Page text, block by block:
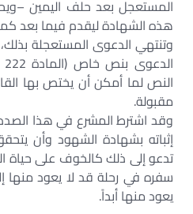
المستعجل بعد حلف اليمين
هذه الشهادة ليقدم فيما بعد
وتنتهي الدعوى المستعجلة
النص لما أمكن أن يختص بها
مقبولة.
وقد اشترط المشرع في هذا
إثباته بشهادة الشهود وأن
تدعو إلى ذلك كالخوف على حياة
سفره في رحلة قد لا يعود منها
يعود منها أبداً.